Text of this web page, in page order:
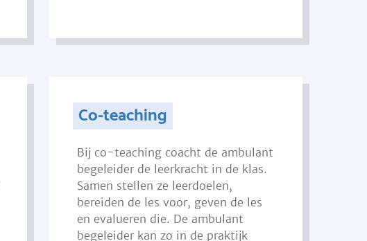
Co-teaching
Bij co-teaching coacht de ambulant
begeleider de leerkracht in de klas.
Samen stellen ze leerdoelen,
bereiden de les voor, geven de les
en evalueren die. De ambulant
begeleider kan zo in de praktijk